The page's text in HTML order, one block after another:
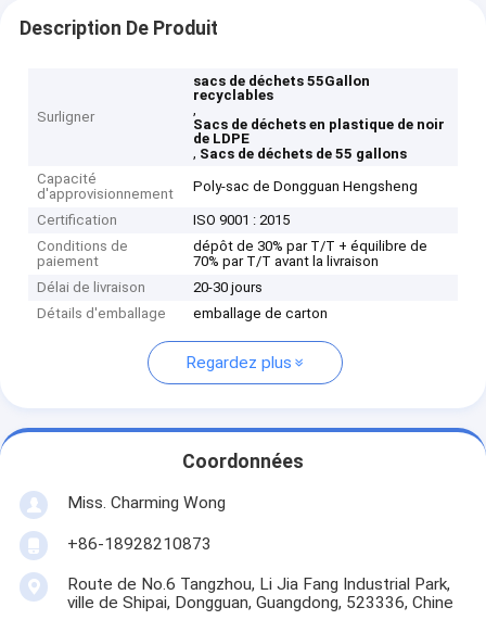
Description De Produit
Surligner
sacs de déchets 55Gallon
recyclables
,
Sacs de déchets en plastique de noir
de LDPE
, Sacs de déchets de 55 gallons
Capacité
d'approvisionnement
Poly-sac de Dongguan Hengsheng
Certification
ISO 9001 : 2015
Conditions de
paiement
dépôt de 30% par T/T + équilibre de
70% par T/T avant la livraison
Délai de livraison
20-30 jours
Détails d'emballage
emballage de carton
Regardez plus
Coordonnées
Miss. Charming Wong
+86-18928210873
Route de No.6 Tangzhou, Li Jia Fang Industrial Park,
ville de Shipai, Dongguan, Guangdong, 523336, Chine